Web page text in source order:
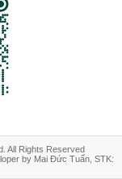
All Rights Reserved
by Mai Đức Tuấn, STK: